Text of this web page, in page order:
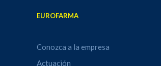
EUROFARMA
Conozca a la empresa
Actuación